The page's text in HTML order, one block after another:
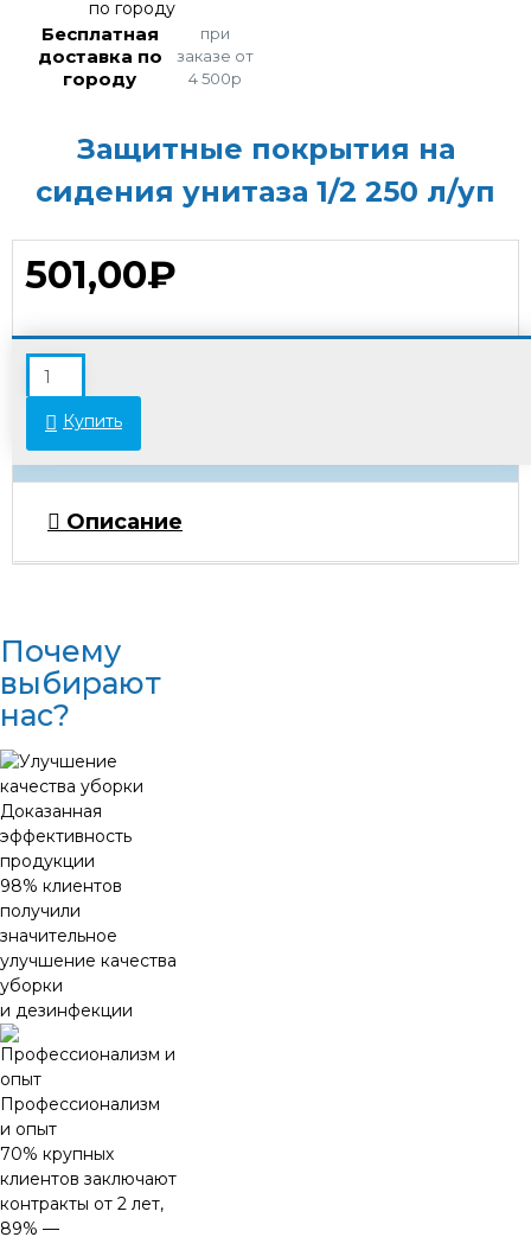
Бесплатная
доставка по
городу
при
заказе от
4 500р
Защитные покрытия на
сидения унитаза 1/2 250 л/уп
501,00₽
Купить
В связи с переоценкой товара стоимость
некоторых позиций может отличаться от
указанной на сайте. Просьба уточнять актуальные
Описание
Почему
выбирают
нас?
Доказанная
эффективность
продукции
98% клиентов
получили
значительное
улучшение качества
уборки
и дезинфекции
Профессионализм
и опыт
70% крупных
клиентов заключают
контракты от 2 лет,
89% —